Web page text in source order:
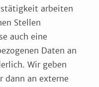
arbeiten
Stellen
auch eine
Daten an
Wir geben
dann an externe